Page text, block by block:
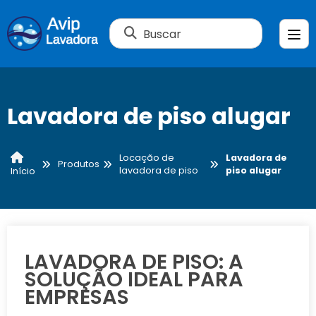
Buscar
Lavadora de piso alugar
Início
Produtos
Locação de
lavadora de piso
Lavadora de
piso alugar
LAVADORA DE PISO: A
SOLUÇÃO IDEAL PARA
EMPRESAS